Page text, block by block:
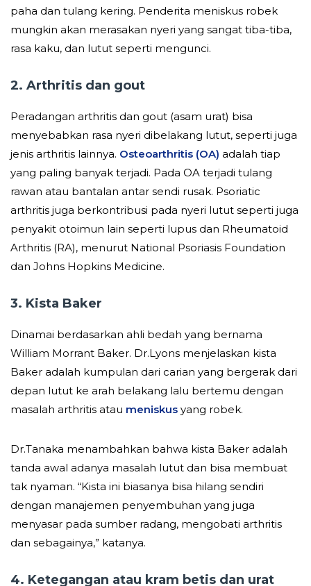
paha dan tulang kering. Penderita meniskus robek
mungkin akan merasakan nyeri yang sangat tiba-tiba,
rasa kaku, dan lutut seperti mengunci.
2. Arthritis dan gout
Peradangan arthritis dan gout (asam urat) bisa
menyebabkan rasa nyeri dibelakang lutut, seperti juga
jenis arthritis lainnya. Osteoarthritis (OA) adalah tiap
yang paling banyak terjadi. Pada OA terjadi tulang
rawan atau bantalan antar sendi rusak. Psoriatic
arthritis juga berkontribusi pada nyeri lutut seperti juga
penyakit otoimun lain seperti lupus dan Rheumatoid
Arthritis (RA), menurut National Psoriasis Foundation
dan Johns Hopkins Medicine.
3. Kista Baker
Dinamai berdasarkan ahli bedah yang bernama
William Morrant Baker. Dr.Lyons menjelaskan kista
Baker adalah kumpulan dari carian yang bergerak dari
depan lutut ke arah belakang lalu bertemu dengan
masalah arthritis atau meniskus yang robek.
Dr.Tanaka menambahkan bahwa kista Baker adalah
tanda awal adanya masalah lutut dan bisa membuat
tak nyaman. “Kista ini biasanya bisa hilang sendiri
dengan manajemen penyembuhan yang juga
menyasar pada sumber radang, mengobati arthritis
dan sebagainya,” katanya.
4. Ketegangan atau kram betis dan urat